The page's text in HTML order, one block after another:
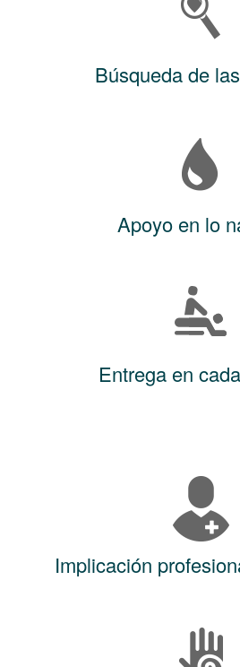
Búsqueda de
Apoyo en lo
Entrega en
Implicación